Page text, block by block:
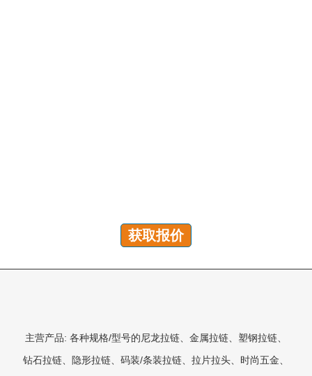
获取报价
主营产品: 各种规格/型号的尼龙拉链、金属拉链、塑钢拉链、
钻石拉链、隐形拉链、码装/条装拉链、拉片拉头、时尚五金、